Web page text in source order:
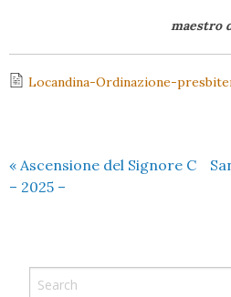
maestro
Locandina-Ordinazione-
« Ascensione del Signore C
– 2025 –